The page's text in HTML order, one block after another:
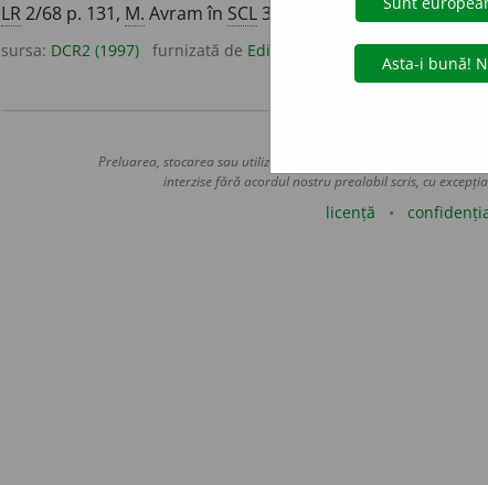
LR2/68 p. 131, M. Avram în SCL3/72 p. 290; DN3,DEX-S)
sursa: DCR2 (1997) furnizată de Editura Logos adăugată de
Preluarea, stocarea sau utilizarea datelor de pe acest site,
interzise fără acordul nostru prealabil scris, cu
licență